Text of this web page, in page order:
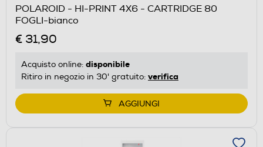
POLAROID - HI-PRINT 4X6 - CARTRIDGE 80
FOGLI-bianco
€ 31,90
Acquisto online: disponibile
Ritiro in negozio in 30' gratuito: verifica
AGGIUNGI